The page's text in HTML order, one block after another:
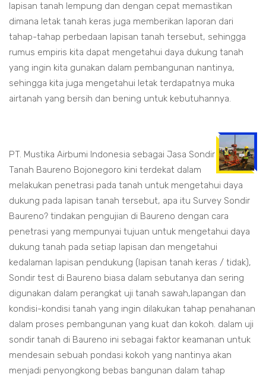
lapisan tanah lempung dan dengan cepat memastikan
dimana letak tanah keras juga memberikan laporan dari
tahap-tahap perbedaan lapisan tanah tersebut, sehingga
rumus empiris kita dapat mengetahui daya dukung tanah
yang ingin kita gunakan dalam pembangunan nantinya,
sehingga kita juga mengetahui letak terdapatnya muka
airtanah yang bersih dan bening untuk kebutuhannya.
PT. Mustika Airbumi Indonesia sebagai Jasa Sondir
Tanah Baureno Bojonegoro kini terdekat dalam
melakukan penetrasi pada tanah untuk mengetahui daya
dukung pada lapisan tanah tersebut, apa itu Survey Sondir
Baureno? tindakan pengujian di Baureno dengan cara
penetrasi yang mempunyai tujuan untuk mengetahui daya
dukung tanah pada setiap lapisan dan mengetahui
kedalaman lapisan pendukung (lapisan tanah keras / tidak),
Sondir test di Baureno biasa dalam sebutanya dan sering
digunakan dalam perangkat uji tanah sawah,lapangan dan
kondisi-kondisi tanah yang ingin dilakukan tahap penahanan
dalam proses pembangunan yang kuat dan kokoh. dalam uji
sondir tanah di Baureno ini sebagai faktor keamanan untuk
mendesain sebuah pondasi kokoh yang nantinya akan
menjadi penyongkong bebas bangunan dalam tahap